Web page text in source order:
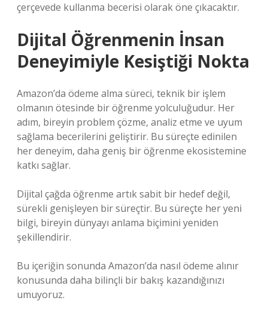
çerçevede kullanma becerisi olarak öne çıkacaktır.
Dijital Öğrenmenin İnsan
Deneyimiyle Kesiştiği Nokta
Amazon’da ödeme alma süreci, teknik bir işlem
olmanın ötesinde bir öğrenme yolculuğudur. Her
adım, bireyin problem çözme, analiz etme ve uyum
sağlama becerilerini geliştirir. Bu süreçte edinilen
her deneyim, daha geniş bir öğrenme ekosistemine
katkı sağlar.
Dijital çağda öğrenme artık sabit bir hedef değil,
sürekli genişleyen bir süreçtir. Bu süreçte her yeni
bilgi, bireyin dünyayı anlama biçimini yeniden
şekillendirir.
Bu içeriğin sonunda Amazon’da nasıl ödeme alınır
konusunda daha bilinçli bir bakış kazandığınızı
umuyoruz.